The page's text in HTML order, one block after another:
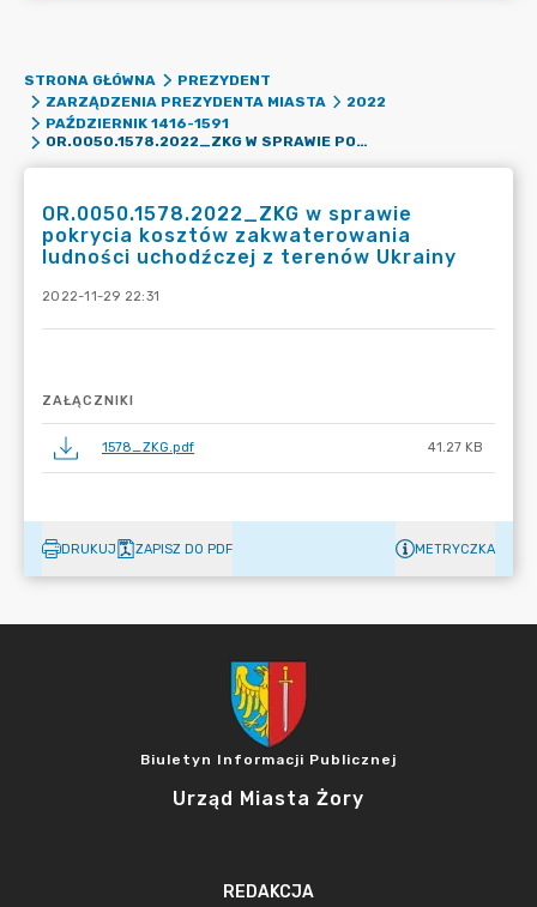
STRONA GŁÓWNA
PREZYDENT
ZARZĄDZENIA PREZYDENTA MIASTA
2022
PAŹDZIERNIK 1416-1591
OR.0050.1578.2022_ZKG W SPRAWIE POKRYCIA KOSZTÓW ZAKWATEROWANIA LUDNOŚCI UCHODŹCZEJ Z TERENÓW UKRAINY
OR.0050.1578.2022_ZKG w sprawie
pokrycia kosztów zakwaterowania
ludności uchodźczej z terenów Ukrainy
2022-11-29 22:31
ZAŁĄCZNIKI
1578_ZKG.pdf 41.27 KB
DRUKUJ ZAPISZ DO PDF METRYCZKA
Biuletyn Informacji Publicznej
Urząd Miasta Żory
REDAKCJA